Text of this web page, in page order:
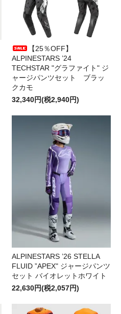
【25％OFF】
ALPINESTARS ’24
TECHSTAR "グラファイト" ジ
ャージパンツセット ブラッ
クカモ
32,340円(税2,940円)
ALPINESTARS ’26 STELLA
FLUID ”APEX" ジャージパンツ
セット バイオレットホワイト
22,630円(税2,057円)